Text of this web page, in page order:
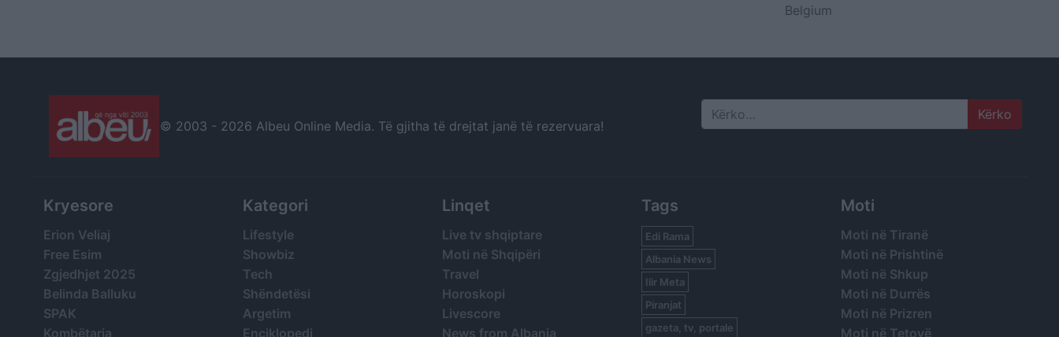
Belgium
© 2003 - 2026 Albeu Online Media. Të gjitha të drejtat janë të rezervuara! Search
Kryesore
Erion Veliaj
Free Esim
Zgjedhjet 2025
Belinda Balluku
SPAK
Kombëtarja
Kategori
Lifestyle
Showbiz
Tech
Shëndetësi
Argetim
Enciklopedi
Linqet
Live tv shqiptare
Moti në Shqipëri
Travel
Horoskopi
Livescore
News from Albania
Tags
Edi Rama
Albania News
Ilir Meta
Piranjat
gazeta, tv, portale
Moti
Moti në Tiranë
Moti në Prishtinë
Moti në Shkup
Moti në Durrës
Moti në Prizren
Moti në Tetovë